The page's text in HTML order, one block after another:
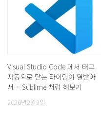
Visual Studio Code 에서 태그
자동으로 닫는 타이밍이 열받아
서… Sublime 처럼 해보기
2020년2월3일